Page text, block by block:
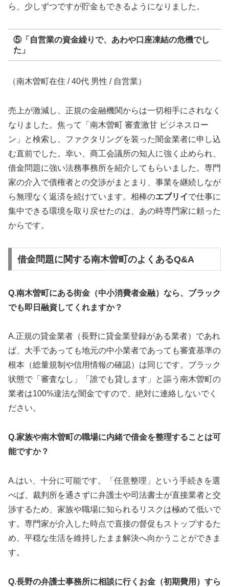
ら、少しずつですが貯金もできるようになりました。
⑤「自営業の資金繰りで、あわや口座凍結の危機でし
た」
（南木曽町在住 / 40代 男性 / 自営業）
売上が激減し、正規の金融機関からは一切相手にされなく
なりました。焦って「南木曽町 審査激甘 ビジネスロー
ン」と検索し、ファクタリングを装った闇金業者に申し込
む直前でした。幸い、商工会議所の知人に強く止められ、
借金問題に強い法務事務所を紹介してもらいました。専門
家の介入で債権者との交渉がまとまり、事業を継続しなが
ら無理なく返済を続けています。相棒のエブリイで仕事に
集中できる環境を取り戻せたのは、あの時専門家に頼った
からです。
借金問題に関する南木曽町のよくあるQ&A
Q.南木曽町にある街金（中小消費者金融）なら、ブラック
でも即日融資してくれますか？
A.正規の貸金業者（長野に貸金業登録がある業者）であれ
ば、大手であっても地元の中小業者であっても審査基準の
根本（総量規制や信用情報の確認）は同じです。ブラック
状態で「審査なし」「誰でも貸します」と謳う南木曽町の
業者は100%違法な闇金ですので、絶対に連絡しないでく
ださい。
Q.家族や南木曽町の職場に内緒で借金を整理することは可
能ですか？
A.はい、十分に可能です。「任意整理」という手続きを選
べば、裁判所を通さずに弁護士や司法書士が直接業者と交
渉するため、家族や職場に知られるリスクは極めて低いで
す。専門家が介入した時点で直接の督促もストップするた
め、平穏な生活を維持したまま解決へ向かうことができま
す。
Q.長野の弁護士事務所に相談に行くお金（初期費用）すら